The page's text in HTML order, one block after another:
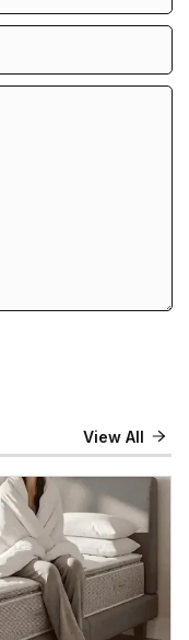
View All